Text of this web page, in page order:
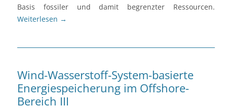
Basis fossiler und damit begrenzter Ressourcen.
Weiterlesen →
Wind-Wasserstoff-System-basierte
Energiespeicherung im Offshore-
Bereich III